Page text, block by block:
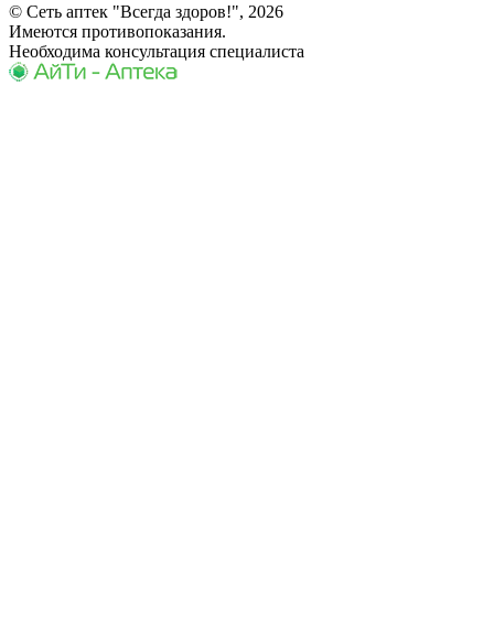
© Сеть аптек "Всегда здоров!", 2026
Имеются противопоказания.
Необходима консультация специалиста